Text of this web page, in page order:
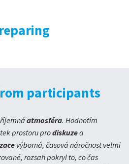
participants
atmosféra. Hodnotím
prostoru prodiskuzea
výborná, časová náročnost velmi
rozsah pokryl to, co čas